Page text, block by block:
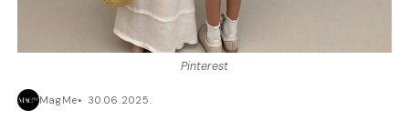
Pinterest
MagMe 30.06.2025.